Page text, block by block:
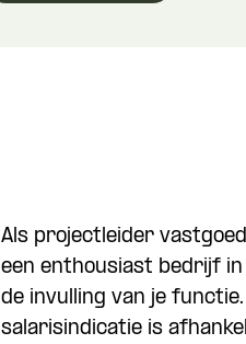
Als projectleider
een enthousiast bedrijf
de invulling van je
salarisindicatie is